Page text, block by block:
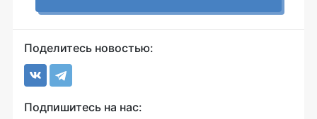
Поделитесь новостью:
Подпишитесь на нас: